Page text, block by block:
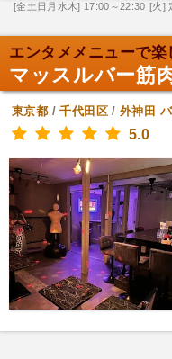
[金土日月水木] 17:00～22:30 [火]
エンタメメニューで楽
マッスルバー筋
東京都 /千代田区/外神田
5.0